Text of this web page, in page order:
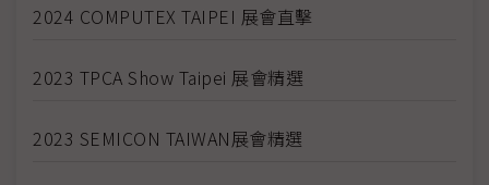
2024 COMPUTEX TAIPEI 展會直擊
2023 TPCA Show Taipei 展會精選
2023 SEMICON TAIWAN展會精選